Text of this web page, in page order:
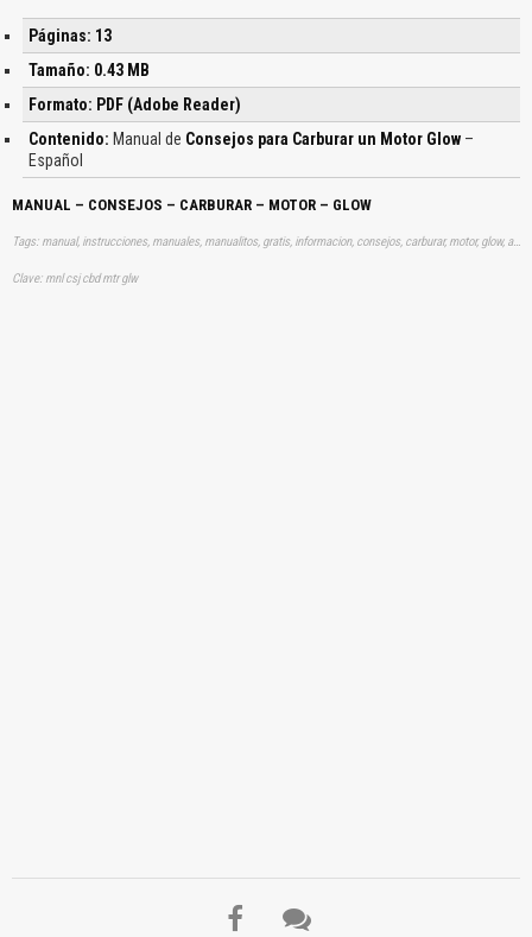
Páginas: 13
Tamaño: 0.43 MB
Formato: PDF (Adobe Reader)
Contenido: Manual de Consejos para Carburar un Motor Glow–
Español
MANUAL – CONSEJOS – CARBURAR – MOTOR – GLOW
Tags: manual, instrucciones, manuales, manualitos, gratis, informacion, consejos, carburar, motor, glow, aprender, descargas
Clave: mnl csj cbd mtr glw